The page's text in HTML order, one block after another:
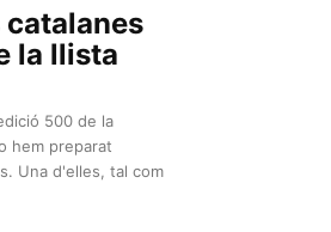
la llista
500 de la
hem preparat
Una d'elles, tal com